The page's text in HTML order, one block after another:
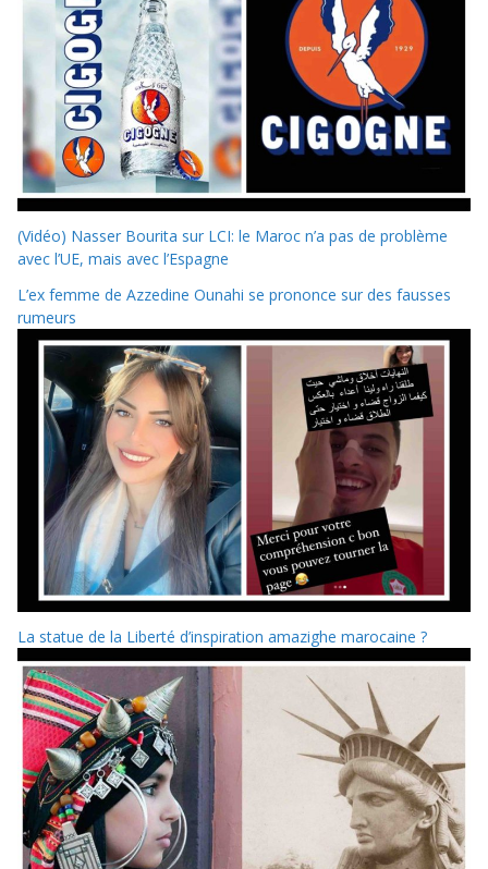
(Vidéo) Nasser Bourita sur LCI: le Maroc n’a pas de problème
avec l’UE, mais avec l’Espagne
L’ex femme de Azzedine Ounahi se prononce sur des fausses
rumeurs
La statue de la Liberté d’inspiration amazighe marocaine ?